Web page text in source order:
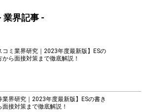
業界記事 -
コミ業界研究｜2023年度最新版】ESの
から面接対策まで徹底解説！
業界研究｜2023年度最新版】ESの書き
面接対策まで徹底解説！